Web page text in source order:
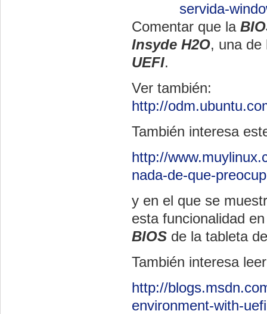
servida-
Comentar que la
Insyde H2O, una de
UEFI.
Ver también:
http://
También interesa
http://
nada-de-que-
y en el que se
esta funcionalidad
BIOS de la tableta
También interesa
http://
environment-with-